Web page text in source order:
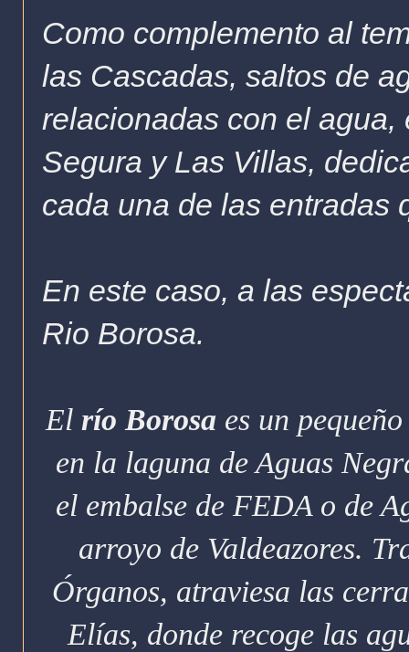
Como complemento al
las Cascadas, saltos de
relacionadas con el
Segura y Las Villas,
cada una de las entradas
En este caso, a las
Rio Borosa.
El río Borosa es un
en la laguna de Aguas
el embalse de FEDA o de
arroyo de Valdeazores.
Órganos, atraviesa las
Elías, donde recoge las